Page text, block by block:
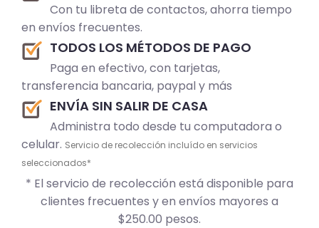
Con tu libreta de contactos, ahorra tiempo
en envíos frecuentes.
TODOS LOS MÉTODOS DE PAGO
Paga en efectivo, con tarjetas,
transferencia bancaria, paypal y más
ENVÍA SIN SALIR DE CASA
Administra todo desde tu computadora o
celular. Servicio de recolección incluído en servicios
seleccionados*
* El servicio de recolección está disponible para
clientes frecuentes y en envíos mayores a
$250.00 pesos.